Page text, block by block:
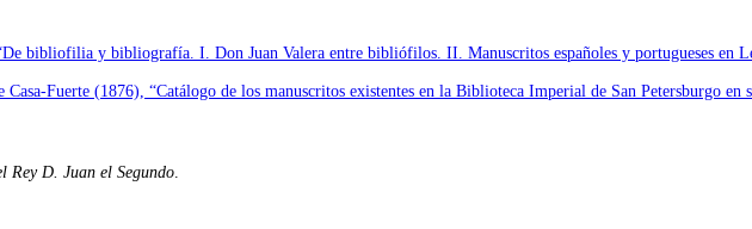
bibliofilia y bibliografía. I. Don Juan Valera entre bibliófilos. II. Manuscritos españoles y portugueses en
Casa-Fuerte (1876), “Catálogo de los manuscritos existentes en la Biblioteca Imperial de San Petersburgo en
Rey D. Juan el Segundo.